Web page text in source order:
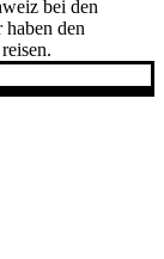
bei den
den